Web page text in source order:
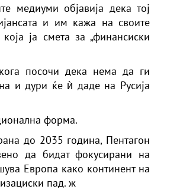
медиуми објавија дека тој
и им кажа на своите
ја смета за „финансиски
посочи дека нема да ги
и дури ќе ѝ даде на Русија
форма.
до 2035 година, Пентагон
да бидат фокусирани на
Европа како континент на
пад. ж